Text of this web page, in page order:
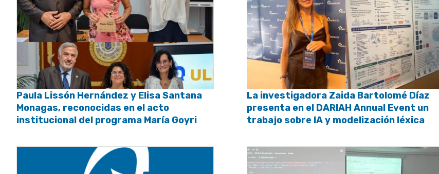
Paula Lissón Hernández y Elisa Santana
Monagas, reconocidas en el acto
institucional del programa María Goyri
La investigadora Zaida Bartolomé Díaz
presenta en el DARIAH Annual Event un
trabajo sobre IA y modelización léxica